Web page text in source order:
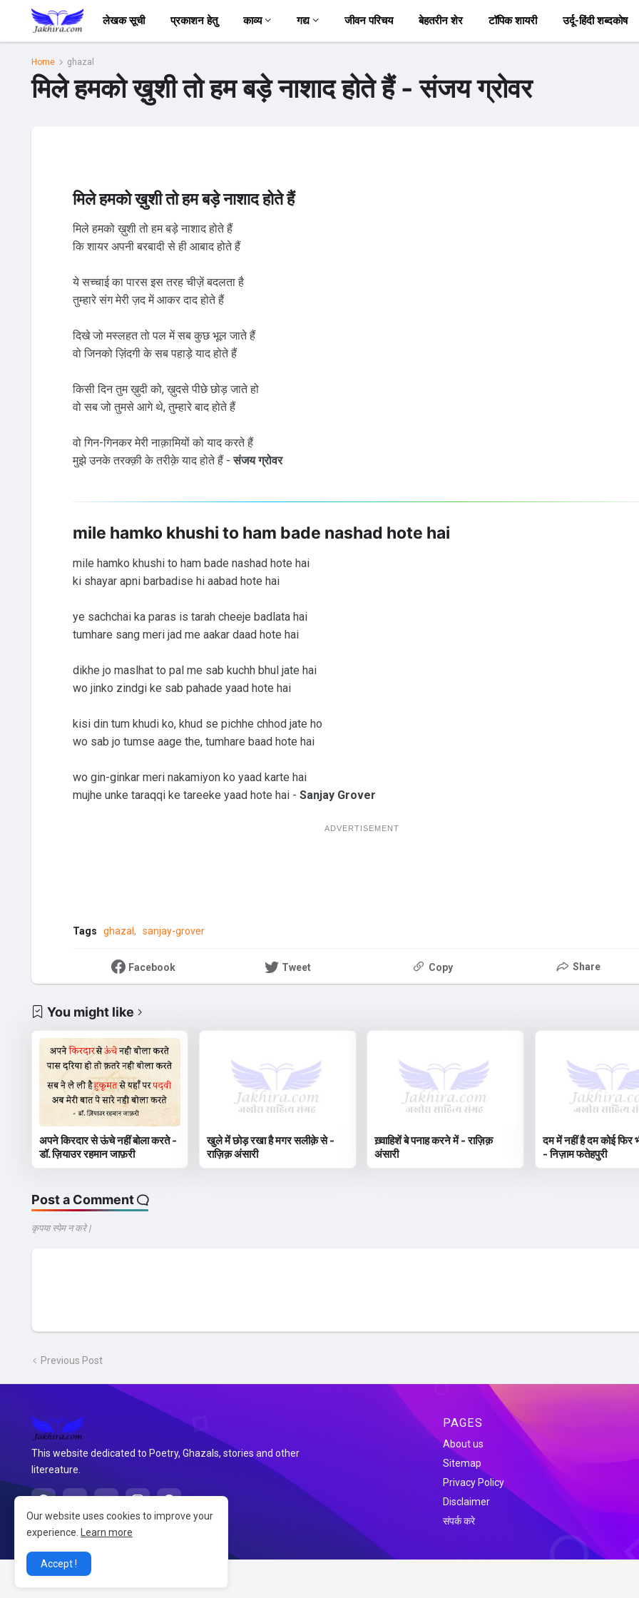
लेखक सूची प्रकाशन हेतु काव्य गद्य जीवन परिचय बेहतरीन शेर टॉपिक शायरी उर्दू-हिंदी शब्दकोष
Home ghazal
मिले हमको ख़ुशी तो हम बड़े नाशाद होते हैं - संजय ग्रोवर
मिले हमको ख़ुशी तो हम बड़े नाशाद होते हैं
मिले हमको ख़ुशी तो हम बड़े नाशाद होते हैं
कि शायर अपनी बरबादी से ही आबाद होते हैं
ये सच्चाई का पारस इस तरह चीज़ें बदलता है
तुम्हारे संग मेरी ज़द में आकर दाद होते हैं
दिखे जो मस्लहत तो पल में सब कुछ भूल जाते हैं
वो जिनको ज़िंदगी के सब पहाड़े याद होते हैं
किसी दिन तुम ख़ुदी को, ख़ुदसे पीछे छोड़ जाते हो
वो सब जो तुमसे आगे थे, तुम्हारे बाद होते हैं
वो गिन-गिनकर मेरी नाक़ामियों को याद करते हैं
मुझे उनके तरक्क़ी के तरीक़े याद होते हैं -संजय ग्रोवर
mile hamko khushi to ham bade nashad hote hai
mile hamko khushi to ham bade nashad hote hai
ki shayar apni barbadise hi aabad hote hai
ye sachchai ka paras is tarah cheeje badlata hai
tumhare sang meri jad me aakar daad hote hai
dikhe jo maslhat to pal me sab kuchh bhul jate hai
wo jinko zindgi ke sab pahade yaad hote hai
kisi din tum khudi ko, khud se pichhe chhod jate ho
wo sab jo tumse aage the, tumhare baad hote hai
wo gin-ginkar meri nakamiyon ko yaad karte hai
mujhe unke taraqqi ke tareeke yaad hote hai - Sanjay Grover
ADVERTISEMENT
Tags ghazal sanjay-grover
Facebook Tweet Copy Share
You might like
अपने किरदार से ऊंचे नहीं बोला करते -
डॉ. ज़ियाउर रहमान जाफ़री
खुले में छोड़ रखा है मगर सलीक़े से -
राज़िक़ अंसारी
ख़्वाहिशें बे पनाह करने में - राज़िक़
अंसारी
दम में नहीं है दम कोई फिर
- निज़ाम फतेहपुरी
Post a Comment
कृपया स्पेम न करे |
Previous Post
This website dedicated to Poetry, Ghazals, stories and other
litereature.
PAGES
About us
Sitemap
Privacy Policy
Disclaimer
संपर्क करे
Our website uses cookies to improve your
experience.
Learn more
Accept !